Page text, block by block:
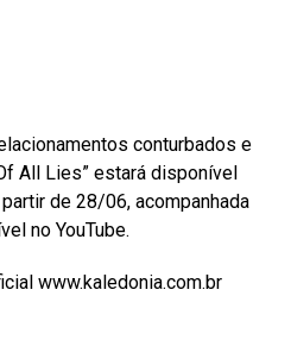
conturbados e
All Lies” estará disponível
de 28/06, acompanhada
no YouTube.
www.kaledonia.com.br